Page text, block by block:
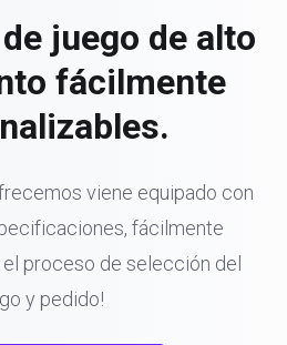
juego de alto
fácilmente
viene equipado con
fácilmente
proceso de selección del
y pedido!